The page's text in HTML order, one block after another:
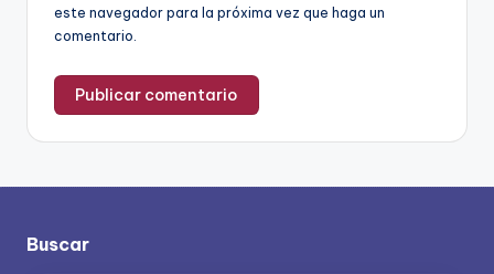
este navegador para la próxima vez que haga un
comentario.
Buscar